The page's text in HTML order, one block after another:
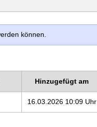
können.
Hinzugefügt am
16.03.2026 10:09 Uhr